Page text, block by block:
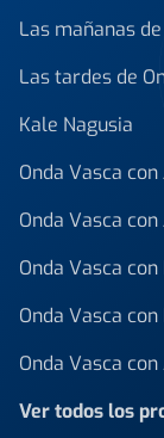
Las mañanas
Las tardes de
Kale Nagusia
Onda Vasca
Onda Vasca
Onda Vasca
Onda Vasca
Onda Vasca
Ver todos los